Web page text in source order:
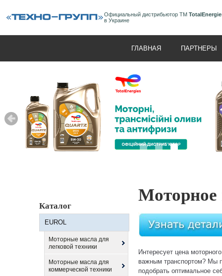
Официальный дистрибьютор ТМ
в Украине
ГЛАВНАЯ ПАРТНЕРЫ
Каталог
EUROL
Моторные масла для
легковой техники
Моторные масла для
коммерческой техники
Моторное
Интересует цена
важным транспортом? Мы
подобрать оптимальное